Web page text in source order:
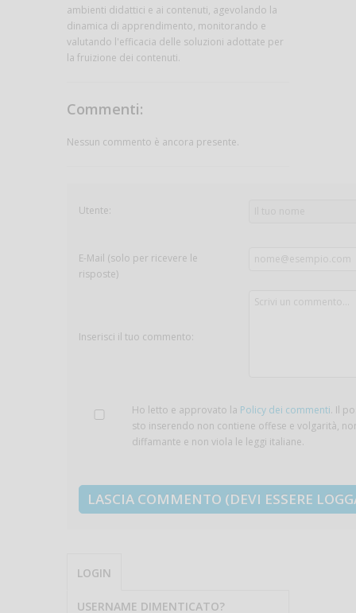
ambienti didattici e ai contenuti, agevolando la
dinamica di apprendimento, monitorando e
valutando l'efficacia delle soluzioni adottate per
la fruizione dei contenuti.
Commenti:
Nessun commento è ancora presente.
Utente:
E-Mail (solo per ricevere le
risposte)
Inserisci il tuo commento:
Ho letto e approvato la Policy dei commenti. Il
sto inserendo non contiene offese e volgarità,
diffamante e non viola le leggi italiane.
LOGIN
USERNAME DIMENTICATO?